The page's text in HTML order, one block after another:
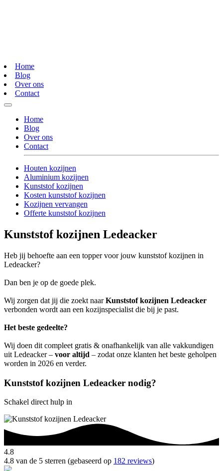
Home
Blog
Over ons
Contact
Home
Blog
Over ons
Contact
Houten kozijnen
Aluminium kozijnen
Kunststof kozijnen
Kosten kunststof kozijnen
Kozijnen vervangen
Offerte kunststof kozijnen
Kunststof kozijnen Ledeacker
Heb jij behoefte aan een topper voor jouw kunststof kozijnen in
Ledeacker?
Dan ben je op de goede plek.
Wij zorgen dat jij die zoekt naarKunststof kozijnen Ledeacker
verbonden wordt aan een kozijnspecialist die bij je past.
Het beste gedeelte?
Wij doen dit compleet gratis & onafhankelijk van alle vakkundigen
uit Ledeacker – voor altijd – zodat onze klanten het beste geholpen
worden in 2026 en verder.
Kunststof kozijnen Ledeacker nodig?
Schakel direct hulp in
4.8
4.8 van de 5 sterren (gebaseerd op 182 reviews)